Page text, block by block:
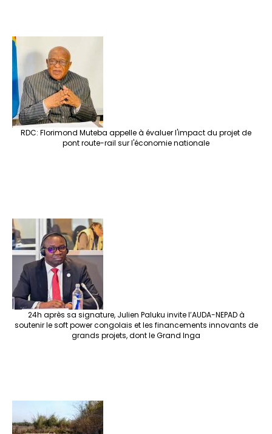
RDC: Florimond Muteba appelle à évaluer l'impact du projet de
pont route-rail sur l'économie nationale
24h après sa signature, Julien Paluku invite l’AUDA-NEPAD à
soutenir le soft power congolais et les financements innovants de
grands projets, dont le Grand Inga